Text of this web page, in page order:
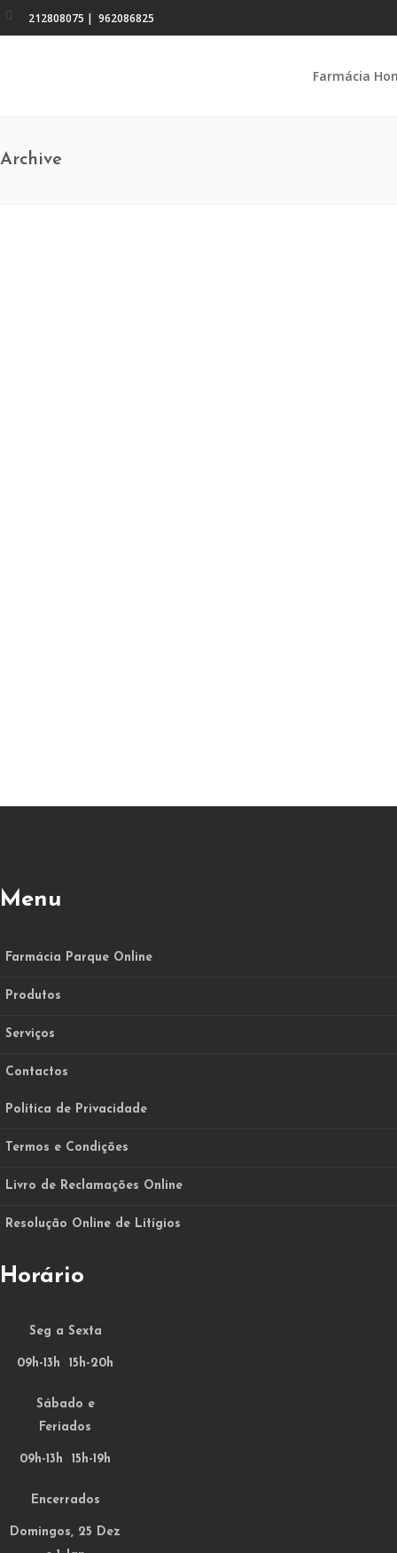
212808075 | 962086825
Farmácia
Archive
Menu
Farmácia Parque Online
Produtos
Serviços
Contactos
Política de Privacidade
Termos e Condições
Livro de Reclamações Online
Resolução Online de Litígios
Horário
Seg a Sexta
09h-13h 15h-20h
Sábado e
Feriados
09h-13h 15h-19h
Encerrados
Domingos, 25 Dez